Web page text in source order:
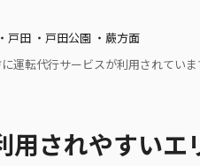
戸田 ・戸田公園 ・蕨方面
運転代行サービスが利用されていま
用されやすいエ